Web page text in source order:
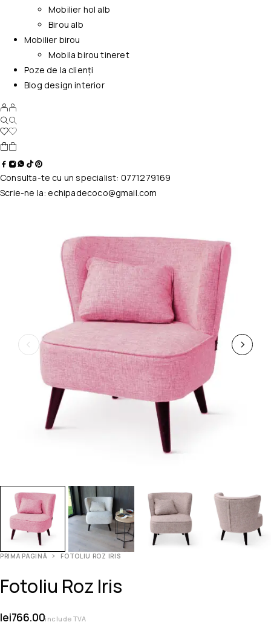
Mobilier hol alb
Birou alb
Mobilier birou
Mobila birou tineret
Poze de la clienți
Blog design interior
Consulta-te cu un specialist: 0771279169
Scrie-ne la:echipadecoco@gmail.com
PRIMA PAGINĂ FOTOLIU ROZ IRIS
Fotoliu Roz Iris
lei766.00include TVA